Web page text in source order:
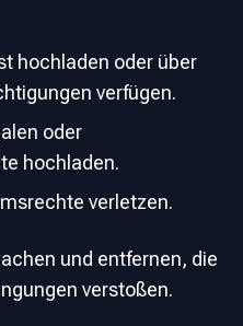
hochladen oder über
verfügen.
oder
hochladen.
verletzen.
und entfernen, die
verstoßen.